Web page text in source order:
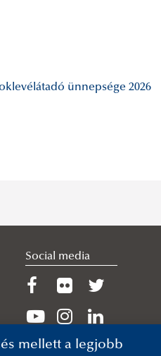
ünnepsége 2026
Social media
mellett a legjobb